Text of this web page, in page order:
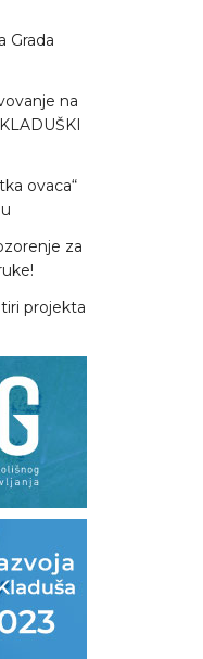
Grada
na
ovaca“
za
projekta